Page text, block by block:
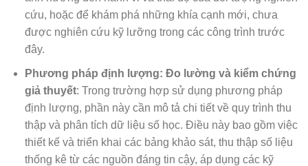
cứu, hoặc để khám phá những khía cạnh mới, chưa
được nghiên cứu kỹ lưỡng trong các công trình trước
đây.
Phương pháp định lượng: Đo lường và kiểm chứng
giả thuyết: Trong trường hợp sử dụng phương pháp
định lượng, phần này cần mô tả chi tiết về quy trình thu
thập và phân tích dữ liệu số học. Điều này bao gồm việc
thiết kế và triển khai các bảng khảo sát, thu thập số liệu
thống kê từ các nguồn đáng tin cậy, áp dụng các kỹ